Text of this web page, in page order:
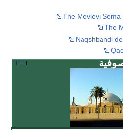
The Mevlevi Sema
The
Naqshbandi
أخف